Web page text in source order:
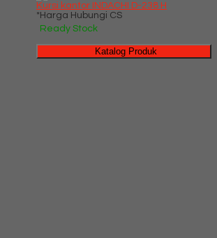
Kursi kantor INDACHI D-238 H
*Harga Hubungi CS
Ready Stock
Katalog Produk